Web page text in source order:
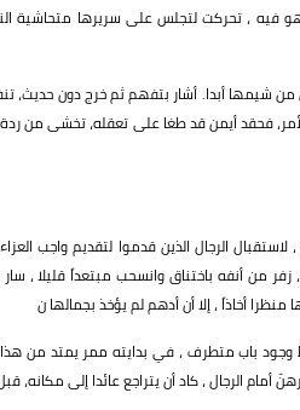
فيه ، تحركت لتجلس على سريرها متحاشية
شيمها أبدا. أشار بتفهم ثم خرج دون
فحقد أيمن قد طغا على تعقله، تخشى من
الرجال الذين قدموا لتقديم واجب
من أنفه باختناق وانسحب مبتعداً قليلا ، سار
أخاذاً ، إلا أن أدهم لم يؤخذ بجمالها ن
باب متطرف ، في بدايته ممر يمتد من
الرجال ، كاد أن يتراجع عائدا إلى مكانه،